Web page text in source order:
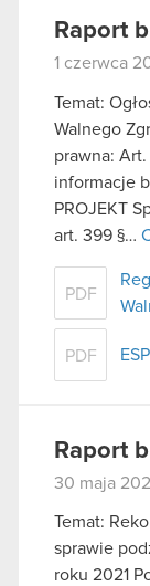
Raport
1 czerwca
Temat:
Walnego
prawna:
informacje
PROJEKT
art. 399 §…
PDF
PDF
Raport
30 maja
Temat:
sprawie
roku 2021